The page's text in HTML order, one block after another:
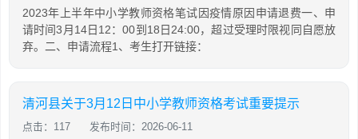
2023年上半年中小学教师资格笔试因疫情原因申请退费一、申
请时间3月14日12：00到18日24:00，超过受理时限视同自愿放
弃。二、申请流程1、考生打开链接：
清河县关于3月12日中小学教师资格考试重要提示
点击：117 发布时间：2026-06-11